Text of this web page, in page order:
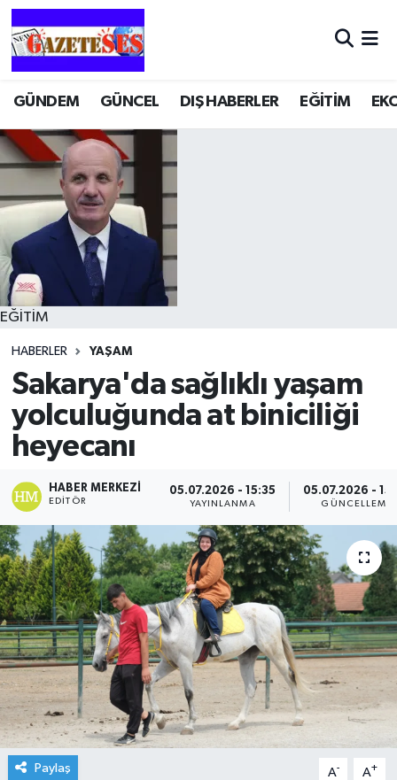
GÜNDEM GÜNCEL DIŞ HABERLER EĞİTİM
EĞİTİM
HABERLER YAŞAM
Sakarya'da sağlıklı yaşam
yolculuğunda at biniciliği
heyecanı
HABER MERKEZI
EDITÖR
05.07.2026 - 15:35
YAYINLANMA
05.07.2026 -
GÜNCELLEME
Paylaş A- A+